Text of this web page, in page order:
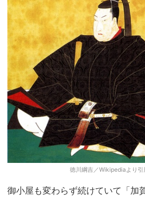
徳川綱吉／Wikipediaより引
御小屋も変わらず続けていて「加